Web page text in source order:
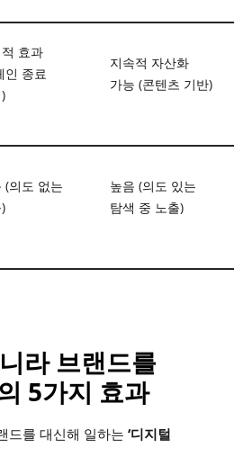
효과
인 종료
지속적 자산화
가능 (콘텐츠 기반)
(의도 없는
높음 (의도 있는
탐색 중 노출)
라 브랜드를
5가지 효과
드를 대신해 일하는 ‘디지털